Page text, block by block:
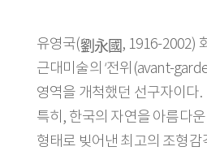
유영국(劉永國, 1916-2002)
근대미술의 ‘전위(avant-
영역을 개척했던 선구자이다.
특히, 한국의 자연을 아름다
형태로 빚어낸 최고의 조형